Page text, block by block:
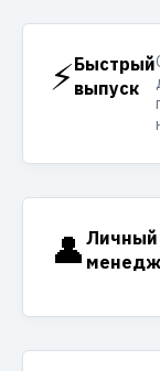
⚡Быстрый
выпуск
👤 Личный